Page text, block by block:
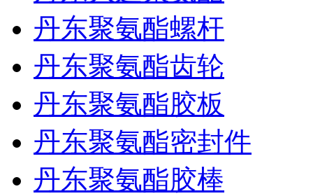
丹东聚氨酯螺杆
丹东聚氨酯齿轮
丹东聚氨酯胶板
丹东聚氨酯密封件
丹东聚氨酯胶棒